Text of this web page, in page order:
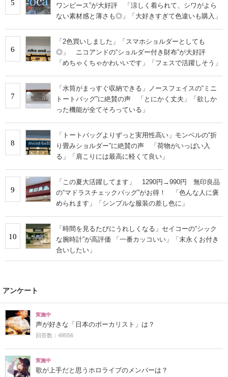
5
ワンピース”が大好評 「涼しく着られて、シワがよら
ない素材感と薄さも◎」「大好きすぎて色違いも購入」
6
「2色買いしました」「スマホショルダーとしても
◎」 ニコアンドの“ショルダー付き財布”が大好評
「めちゃくちゃかわいいです」「フェスで活躍しそう」
7
「水筒がまっすぐ収納できる」ノースフェイスの“ミニ
トートバッグ”に絶賛の声 「とにかく丈夫」「欲しか
った機能が全てそろっている」
8
「トートバッグよりずっと実用性高い」モンベルの“折
り畳みショルダー”に絶賛の声 「荷物がいっぱい入
る」「肩こりには最高に軽くて良い」
9
「この夏大活躍してます」 1290円→990円 無印良品
の“マドラスチェックバッグ”がお得！ 「色んな人に褒
められます」「シンプルな服装の差し色に」
10
「時間を見るたびにうれしくなる」セイコーの“シック
な腕時計”が高評価 「一番カッコいい」「末永くお付き
合いしたい」
アンケート
実施中
声が好きな「日本のボーカリスト」は？
回答数：49556
実施中
歌が上手だと思うホロライブのメンバーは？